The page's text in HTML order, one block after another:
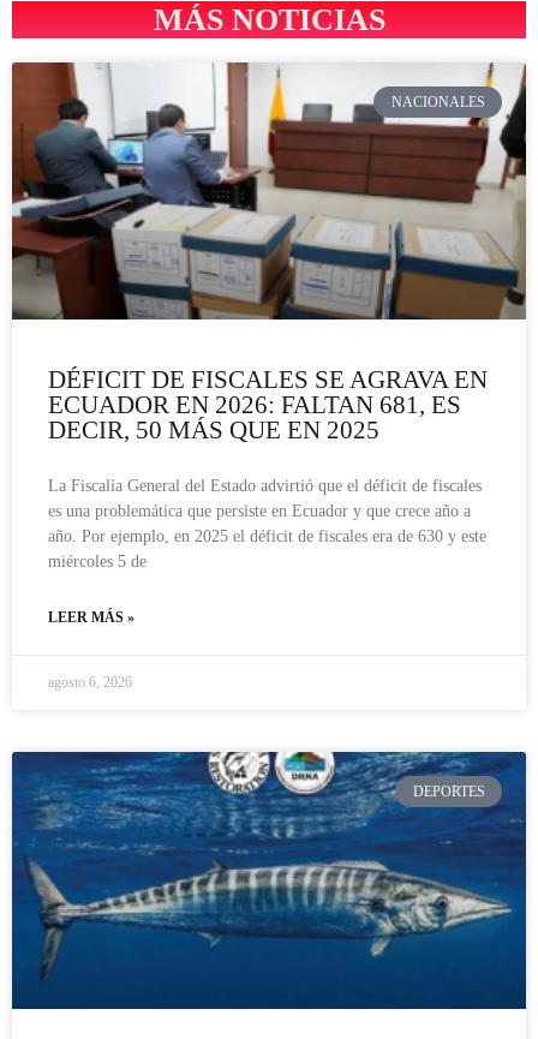
MÁS NOTICIAS
NACIONALES
DÉFICIT DE FISCALES SE AGRAVA EN
ECUADOR EN 2026: FALTAN 681, ES
DECIR, 50 MÁS QUE EN 2025
La Fiscalía General del Estado advirtió que el déficit de fiscales
es una problemática que persiste en Ecuador y que crece año a
año. Por ejemplo, en 2025 el déficit de fiscales era de 630 y este
miércoles 5 de
LEER MÁS »
agosto 6, 2026
DEPORTES